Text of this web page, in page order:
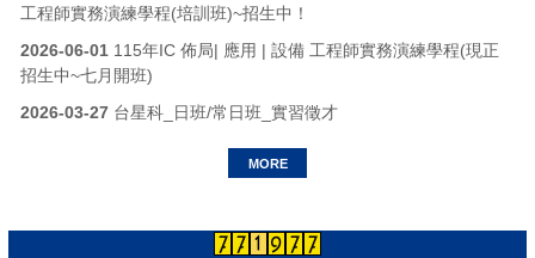
工程師實務演練學程(培訓班)~招生中！
2026-06-01 115年IC 佈局| 應用 | 設備 工程師實務演練學程(現正
招生中~七月開班)
2026-03-27 台星科_日班/常日班_實習徵才
MORE